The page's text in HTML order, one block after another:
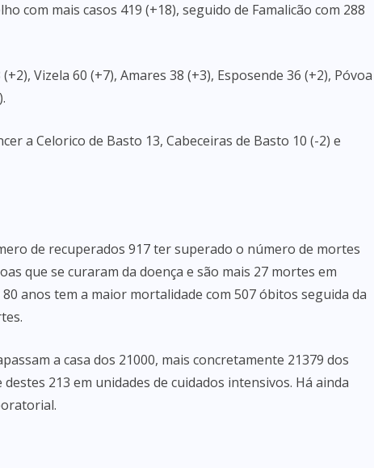
com mais casos 419 (+18), seguido de Famalicão com 288
Vizela 60 (+7), Amares 38 (+3), Esposende 36 (+2), Póvoa
a Celorico de Basto 13, Cabeceiras de Basto 10 (-2) e
de recuperados 917 ter superado o número de mortes
que se curaram da doença e são mais 27 mortes em
anos tem a maior mortalidade com 507 óbitos seguida da
a casa dos 21000, mais concretamente 21379 dos
213 em unidades de cuidados intensivos. Há ainda